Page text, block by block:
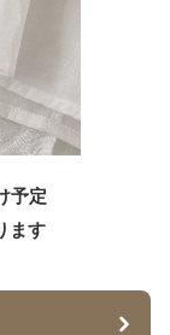
予定
ます